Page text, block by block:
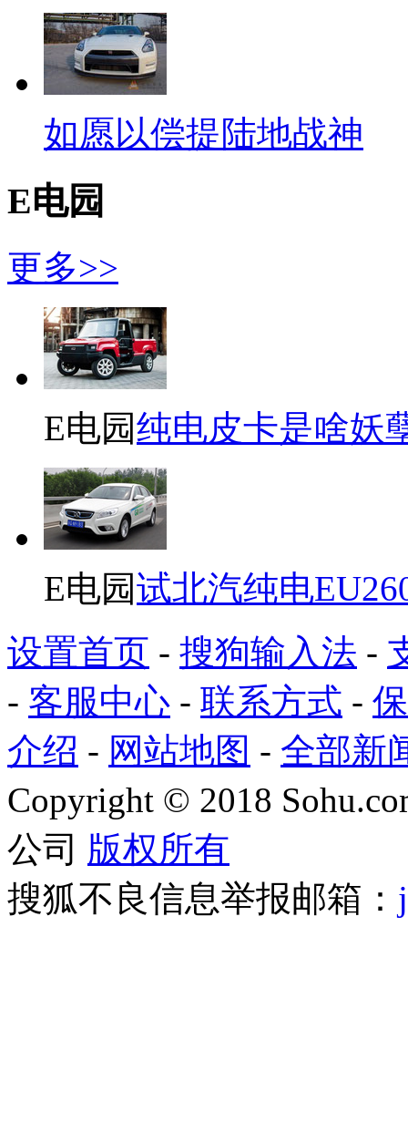
如愿以偿提陆地战神
E电园
更多>>
E电园纯电皮卡是啥妖
E电园试北汽纯电
设置首页 - 搜狗输入法 -
- 客服中心 - 联系方式 -
介绍 - 网站地图 - 全部新
Copyright © 2018
公司 版权所有
搜狐不良信息举报邮箱：